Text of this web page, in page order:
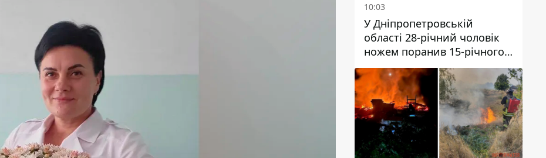
10:03
У Дніпропетровській
області 28-річний чоловік
ножем поранив 15-річного
хлопця